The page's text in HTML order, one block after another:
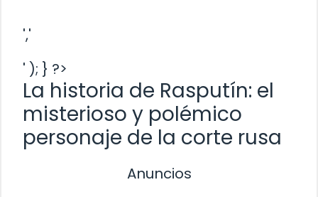
','
' ); } ?>
La historia de Rasputín: el
misterioso y polémico
personaje de la corte rusa
Anuncios